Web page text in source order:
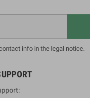
info in the legal notice.